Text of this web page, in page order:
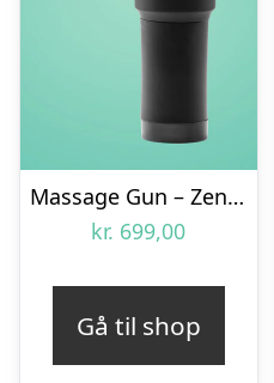
Massage Gun – Zenkuru
kr. 699,00
Gå til shop